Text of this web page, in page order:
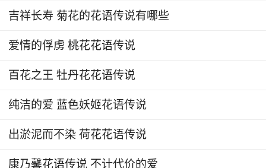
1、朋友
粉掌送给朋友是一个不错的选择，因为粉掌有
美好的祝愿朋友一定可以了解。如果是你的朋友是
单身那也正好能让他表现出对爱情的向往，赶紧找
吉祥长寿 菊花的花语传说有哪些
爱情的俘虏 桃花花语传说
百花之王 牡丹花花语传说
纯洁的爱 蓝色妖姬花语传说
出淤泥而不染 荷花花语传说
康乃馨花语传说 不计代价的爱